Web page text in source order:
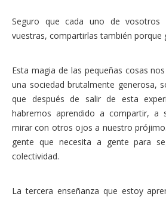
Seguro que cada uno de vosotros
vuestras, compartirlas también porque
Esta magia de las pequeñas cosas
una sociedad brutalmente generosa,
que después de salir de esta
habremos aprendido a compartir, a
mirar con otros ojos a nuestro
gente que necesita a gente para
colectividad.
La tercera enseñanza que estoy